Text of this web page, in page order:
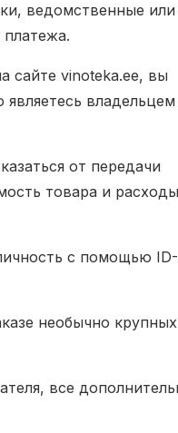
ведомственные или
сайте vinoteka.ee, вы
владельцем
от передачи
товара и
с помощью ID-
необычно крупных
все